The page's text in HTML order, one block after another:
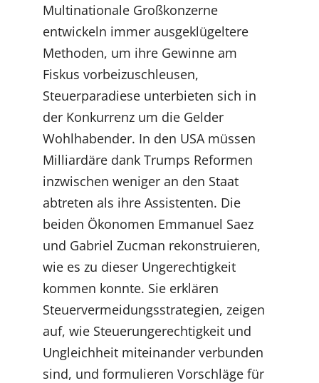
Multinationale Großkonzerne
entwickeln immer ausgeklügeltere
Methoden, um ihre Gewinne am
Fiskus vorbeizuschleusen,
Steuerparadiese unterbieten sich in
der Konkurrenz um die Gelder
Wohlhabender. In den USA müssen
Milliardäre dank Trumps Reformen
inzwischen weniger an den Staat
abtreten als ihre Assistenten. Die
beiden Ökonomen Emmanuel Saez
und Gabriel Zucman rekonstruieren,
wie es zu dieser Ungerechtigkeit
kommen konnte. Sie erklären
Steuervermeidungsstrategien, zeigen
auf, wie Steuerungerechtigkeit und
Ungleichheit miteinander verbunden
sind, und formulieren Vorschläge für